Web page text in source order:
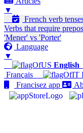
▼
French verb
Verbs that require
'Mener' vs 'Porter'
Language
▼
English
Français
Francisez app